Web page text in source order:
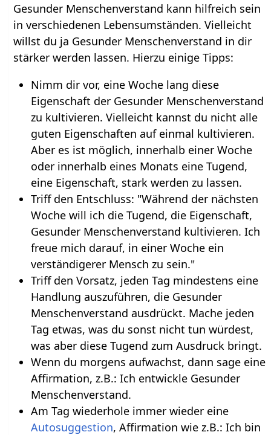
Gesunder Menschenverstand kann hilfreich sein
in verschiedenen Lebensumständen. Vielleicht
willst du ja Gesunder Menschenverstand in dir
stärker werden lassen. Hierzu einige Tipps:
Nimm dir vor, eine Woche lang diese
Eigenschaft der Gesunder Menschenverstand
zu kultivieren. Vielleicht kannst du nicht alle
guten Eigenschaften auf einmal kultivieren.
Aber es ist möglich, innerhalb einer Woche
oder innerhalb eines Monats eine Tugend,
eine Eigenschaft, stark werden zu lassen.
Triff den Entschluss: "Während der nächsten
Woche will ich die Tugend, die Eigenschaft,
Gesunder Menschenverstand kultivieren. Ich
freue mich darauf, in einer Woche ein
verständigerer Mensch zu sein."
Triff den Vorsatz, jeden Tag mindestens eine
Handlung auszuführen, die Gesunder
Menschenverstand ausdrückt. Mache jeden
Tag etwas, was du sonst nicht tun würdest,
was aber diese Tugend zum Ausdruck bringt.
Wenn du morgens aufwachst, dann sage eine
Affirmation, z.B.: Ich entwickle Gesunder
Menschenverstand.
Am Tag wiederhole immer wieder eine
Autosuggestion, Affirmation wie z.B.: Ich bin